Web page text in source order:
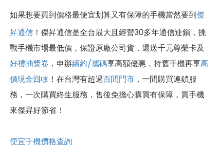
如果想要買到價格最便宜划算又有保障的手機當然要到傑
昇通信 ！傑昇通信是全台最大且經營30多年通信連鎖，挑
戰手機市場最低價，保證原廠公司貨，還送千元尊榮卡及
好禮抽獎卷 ，申辦續約/攜碼享高額優惠，持舊手機再享高
價現金回收 ！ 在台灣有超過百間門市 ，一間購買連鎖服
務，一次購買終生服務，售後免擔心購買有保障，買手機
來傑昇好節省！
便宜手機價格查詢